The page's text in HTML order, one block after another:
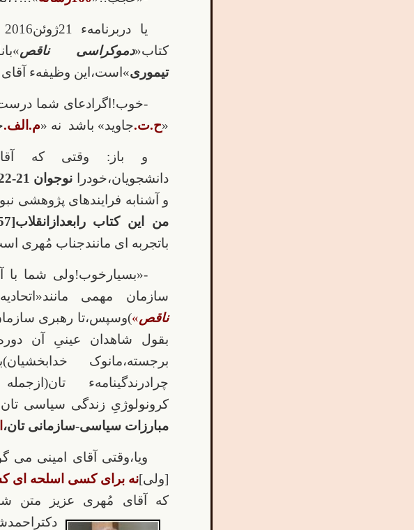
کتاب«دموکراسی ناقص
تیموری»است،این وظیفهء
-خوب!اگرادعای شما درست
«ح.ت.جاوید» باشد نه «م.الف.
و باز: وقتی که
دانشجویان،خودرا نوجوان 21-22ساله
و آشنابه فرایندهای پژوهشی
من این کتاب رابعدازانقلاب[57] دریافت کردم…
باتجربه ای مانندجناب مُهری
-«بسیارخوب!ولی شما
سازمان مهمی
ناقص»)وسپس،تا رهبری
بقول شاهدان عینیِ آن
برجسته،مانوک
چرادرندگینامهء
کرونولوژیِ زندگی سیاسی
مبارزات سیاسی-سازمانی تان،
ویا،وقتی آقای امینی می
[ولی]نه برای کسی اسلحه ای
که آقای مُهری عزیز متن